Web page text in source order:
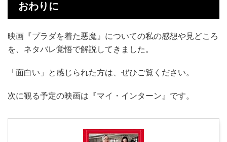
おわりに
映画『プラダを着た悪魔』についての私の感想や見どころ
を、ネタバレ覚悟で解説してきました。
「面白い」と感じられた方は、ぜひご覧ください。
次に観る予定の映画は『マイ・インターン』です。